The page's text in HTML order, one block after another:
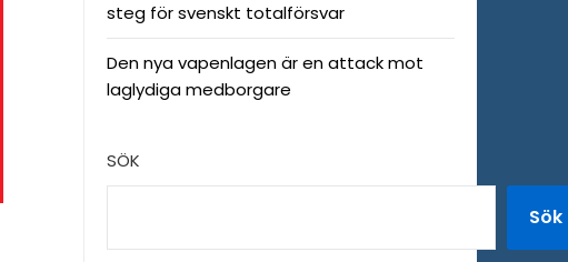
steg för svenskt totalförsvar
Den nya vapenlagen är en attack mot
laglydiga medborgare
SÖK
Sök